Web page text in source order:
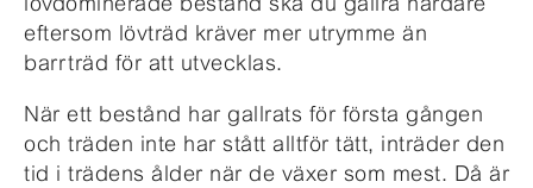
eftersom lövträd kräver mer utrymme än
barrträd för att utvecklas.
När ett bestånd har gallrats för första gången
och träden inte har stått alltför tätt, inträder den
tid i trädens ålder när de växer som mest. Då är